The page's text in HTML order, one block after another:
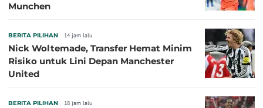
Munchen
BERITA PILIHAN 14 jam lalu
Nick Woltemade, Transfer Hemat Minim
Risiko untuk Lini Depan Manchester
United
BERITA PILIHAN 18 jam lalu